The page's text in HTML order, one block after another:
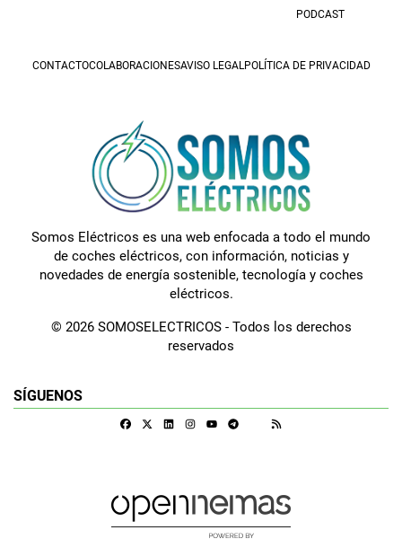
PODCAST
CONTACTOCOLABORACIONESAVISO LEGAL POLÍTICA DE PRIVACIDAD
Somos Eléctricos es una web enfocada a todo el mundo
de coches eléctricos, con información, noticias y
novedades de energía sostenible, tecnología y coches
eléctricos.
© 2026 SOMOSELECTRICOS - Todos los derechos
reservados
SÍGUENOS
FacebookLinkedinInstagramTelegram
Google Discover